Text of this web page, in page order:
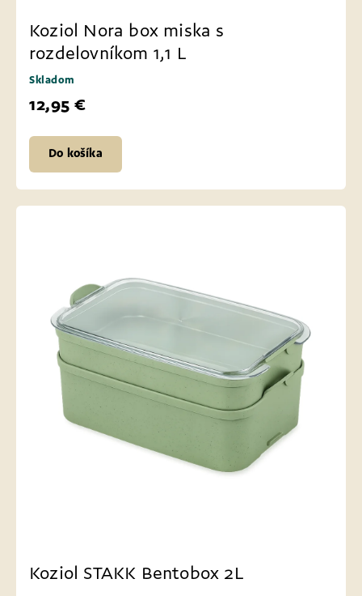
Koziol Nora box miska s
rozdelovníkom 1,1 L
Skladom
12,95 €
Do košíka
Koziol STAKK Bentobox 2L